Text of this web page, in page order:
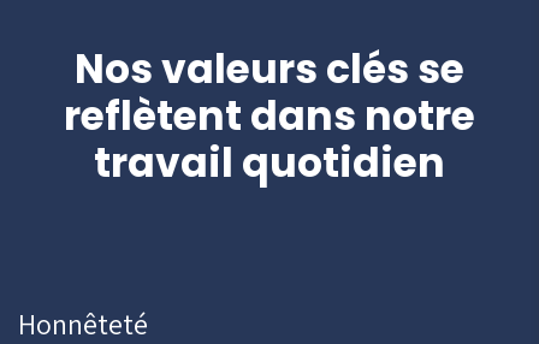
Nos valeurs clés se
reflètent dans notre
travail quotidien
Honnêteté